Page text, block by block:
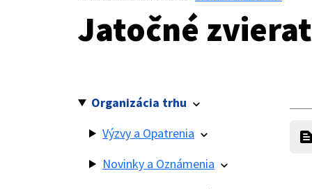
Jatočné
Organizácia trhu
Výzvy a Opatrenia
Novinky a Oznámenia